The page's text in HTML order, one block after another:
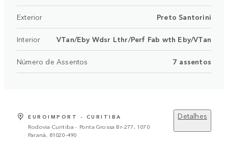
Exterior Preto Santorini
Interior VTan/Eby Wdsr Lthr/Perf Fab wth Eby/VTan
Número de Assentos 7 assentos
EUROIMPORT - CURITIBA
Rodovia Curitiba - Ponta Grossa Br-277, 1070
Paraná, 81020-490
Detalhes